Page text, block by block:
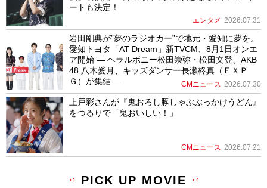
ートも決定！
エンタメ 2026.07.31
岩田剛典が”夢のラジオカー”で地元・愛知に夢を。
愛知トヨタ「AT Dream」新TVCM、8月1日オンエ
ア開始 ― ヘラルボニー松田崇弥・松田文登、AKB
48 八木愛月、キッズダンサー長瀬柊真（ＥＸＰ
Ｇ）が集結 ―
CMニュース 2026.07.30
上戸彩さんが『鬼おろし豚しゃぶぶっかけうどん』
をつるりで「鬼おいしい！」
CMニュース 2026.07.21
PICK UP MOVIE